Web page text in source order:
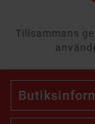
Tillsammans